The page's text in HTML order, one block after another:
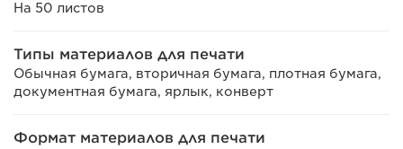
На 50 листов
Типы материалов для печати
Обычная бумага, вторичная бумага, плотная бумага,
документная бумага, ярлык, конверт
Формат материалов для печати